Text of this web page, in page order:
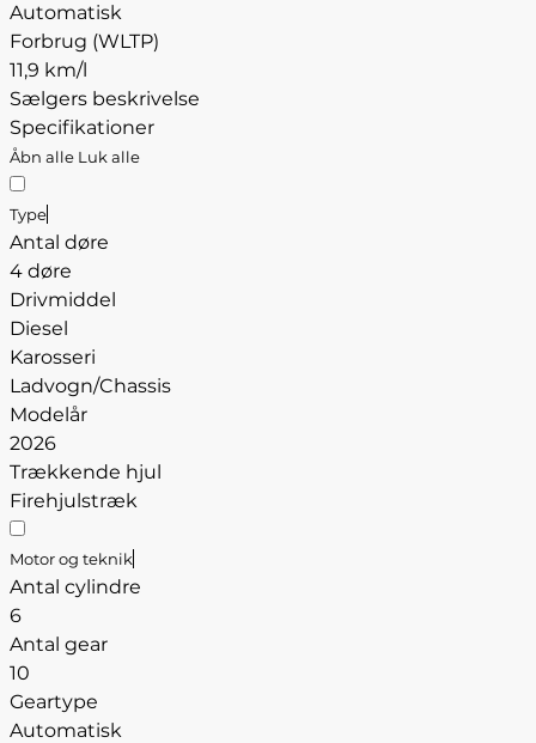
Automatisk
Forbrug (WLTP)
11,9 km/l
Sælgers beskrivelse
Specifikationer
Åbn alle Luk alle
Type
Antal døre
4 døre
Drivmiddel
Diesel
Karosseri
Ladvogn/Chassis
Modelår
2026
Trækkende hjul
Firehjulstræk
Motor og teknik
Antal cylindre
6
Antal gear
10
Geartype
Automatisk